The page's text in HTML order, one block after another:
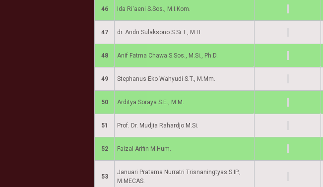
46 Ida Ri'aeni S.Sos., M.I.Kom.
47 dr. Andri Sulaksono S.Si.T., M.H.
48 Anif Fatma Chawa S.Sos., M.Si., Ph.D.
49 Stephanus Eko Wahyudi S.T., M.Mm.
50 Arditya Soraya S.E., M.M.
51 Prof. Dr. Mudjia Rahardjo M.Si.
52 Faizal Arifin M.Hum.
53
Januari Pratama Nurratri Trisnaningtyas S.IP.,
M.MECAS.